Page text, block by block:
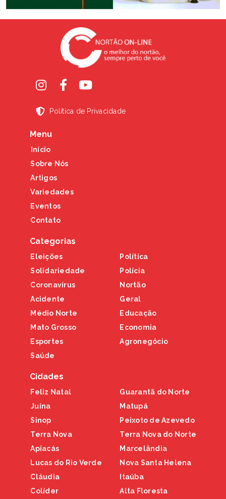
Política de Privacidade
Menu
Início
Sobre Nós
Artigos
Variedades
Eventos
Contato
Categorias
Eleições
Solidariedade
Coronavírus
Acidente
Médio Norte
Mato Grosso
Esportes
Saúde
Política
Polícia
Nortão
Geral
Educação
Economia
Agronegócio
Cidades
Feliz Natal
Juína
Sinop
Terra Nova
Apiacás
Lucas do Rio Verde
Cláudia
Colíder
Guarantã do Norte
Matupá
Peixoto de Azevedo
Terra Nova do Norte
Marcelândia
Nova Santa Helena
Itaúba
Alta Floresta